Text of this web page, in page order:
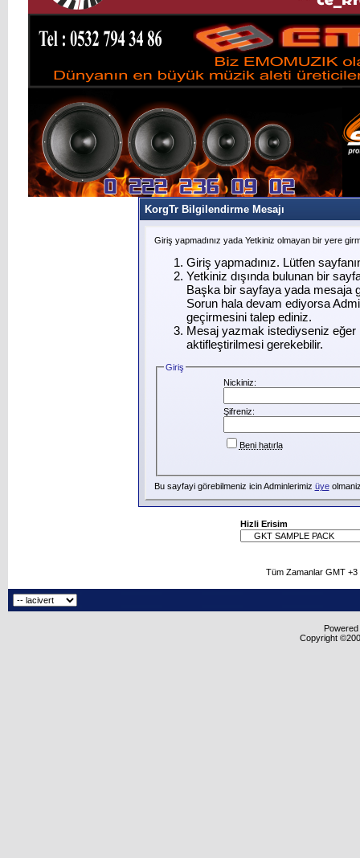
KorgTr Bilgilendirme Mesajı
Giriş yapmadınız yada Yetkiniz olmayan bir yere
Giriş yapmadınız. Lütfen
Yetkiniz dışında bulunan bir
Başka bir sayfaya yada mesaja
Sorun hala devam ediyorsa
geçirmesini talep ediniz.
Mesaj yazmak istediyseniz eğer
aktifleştirilmesi gerekebilir.
Giriş
Nickiniz:
Şifreniz:
Beni hatırla
Bu sayfayi görebilmeniz icin Adminlerimiz üye
Hizli Erisim
Tüm Zamanlar GMT
Copyright